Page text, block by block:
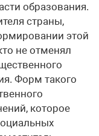
образования.
страны,
этой
не отменял
Форм такого
которое